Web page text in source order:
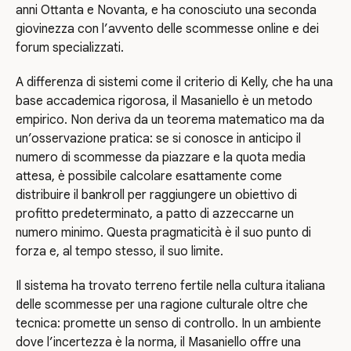
anni Ottanta e Novanta, e ha conosciuto una seconda
giovinezza con l’avvento delle scommesse online e dei
forum specializzati.
A differenza di sistemi come il criterio di Kelly, che ha una
base accademica rigorosa, il Masaniello è un metodo
empirico. Non deriva da un teorema matematico ma da
un’osservazione pratica: se si conosce in anticipo il
numero di scommesse da piazzare e la quota media
attesa, è possibile calcolare esattamente come
distribuire il bankroll per raggiungere un obiettivo di
profitto predeterminato, a patto di azzeccarne un
numero minimo. Questa pragmaticità è il suo punto di
forza e, al tempo stesso, il suo limite.
Il sistema ha trovato terreno fertile nella cultura italiana
delle scommesse per una ragione culturale oltre che
tecnica: promette un senso di controllo. In un ambiente
dove l’incertezza è la norma, il Masaniello offre una